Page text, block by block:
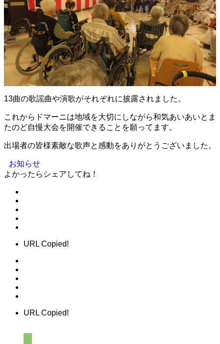
13曲の歌謡曲や演歌がそれぞれに披露されました。
これからドマーニは地域を大切にしながら和気あいあいとま
たのど自慢大会を開催できることを願ってます。
出場者の皆様素敵な歌声と感動をありがとうございました。
お知らせ
よかったらシェアしてね！
URL Copied!
URL Copied!